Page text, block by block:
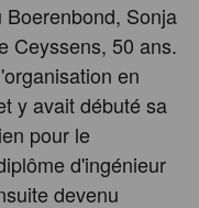
Sonja
Ceyssens, 50 ans.
en
y avait débuté sa
pour le
d'ingénieur
devenu